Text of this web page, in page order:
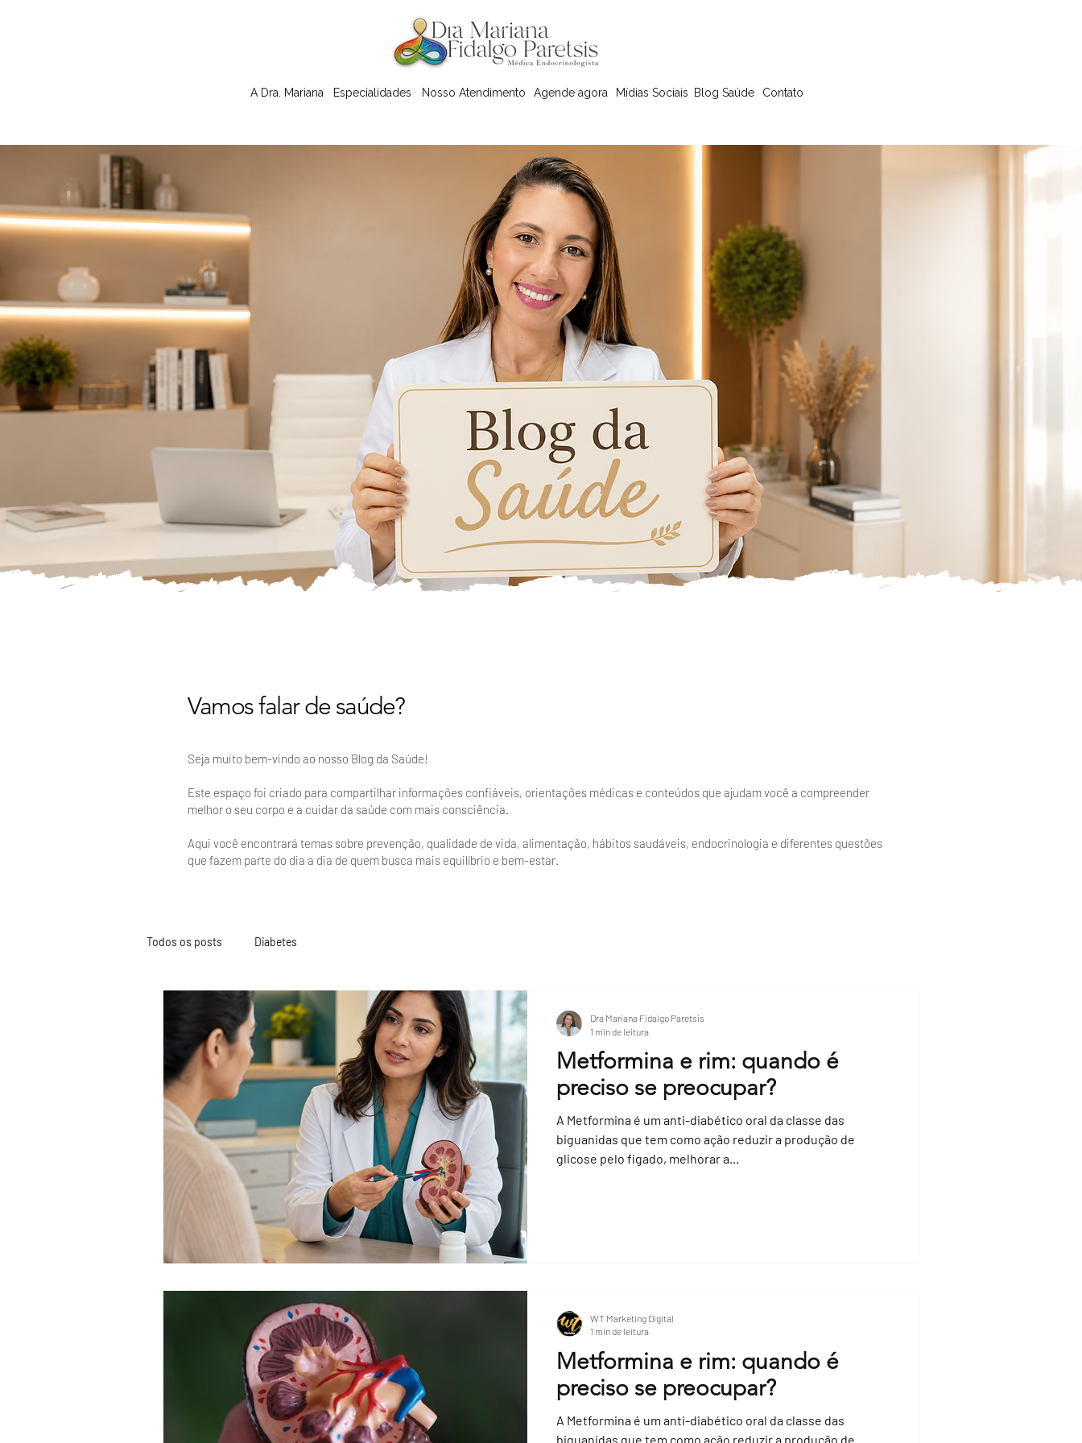
A Dra. Mariana Especialidades Nosso Atendimento Agende agora Mídias Sociais Blog Saúde Contato
Vamos falar de saúde?
Seja muito bem-vindo ao nosso Blog da Saúde!
Este espaço foi criado para compartilhar informações confiáveis, orientações médicas e conteúdos que ajudam você a compreender
melhor o seu corpo e a cuidar da saúde com mais consciência.
Aqui você encontrará temas sobre prevenção, qualidade de vida, alimentação, hábitos saudáveis, endocrinologia e diferentes questões
que fazem parte do dia a dia de quem busca mais equilíbrio e bem-estar.
Todos os posts Diabetes
Metformina e rim: quando é
preciso se preocupar?
A Metformina é um anti-diabético oral da classe das
biguanidas que tem como ação reduzir a produção de
glicose pelo fígado, melhorar a...
Dra Mariana Fidalgo Paretsis
1 min de leitura
Metformina e rim: quando é
preciso se preocupar?
A Metformina é um anti-diabético oral da classe das
biguanidas que tem como ação reduzir a produção de
WT Marketing Digital
1 min de leitura